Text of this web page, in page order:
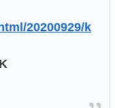
20200929/k